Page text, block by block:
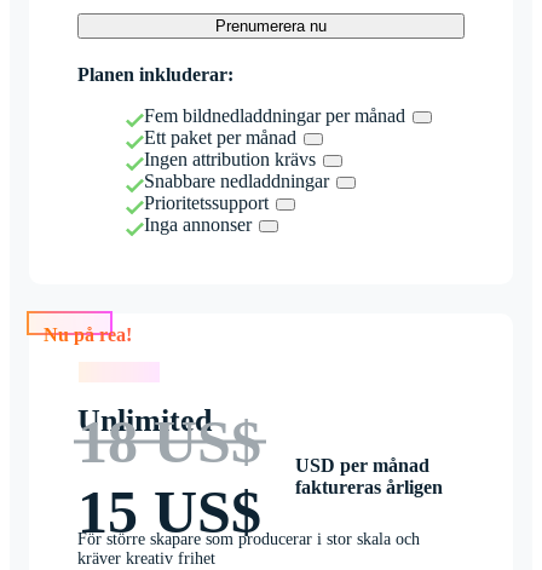
Prenumerera nu
Planen inkluderar:
Fem bildnedladdningar per månad
Ett paket per månad
Ingen attribution krävs
Snabbare nedladdningar
Prioritetssupport
Inga annonser
Nu på rea!
Unlimited
18 US$
15 US$
USD per månad
faktureras årligen
För större skapare som producerar i stor skala och
kräver kreativ frihet